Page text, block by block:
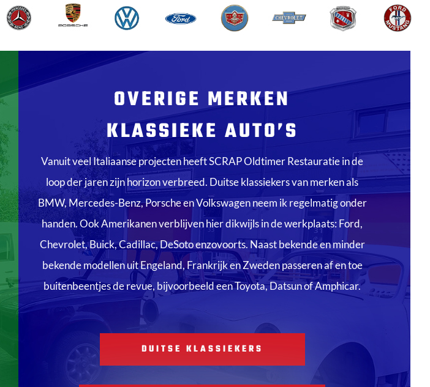
OVERIGE MERKEN
KLASSIEKE AUTO’S
Vanuit veel Italiaanse projecten heeft SCRAP Oldtimer Restauratie in de
loop der jaren zijn horizon verbreed. Duitse klassiekers van merken als
BMW, Mercedes-Benz, Porsche en Volkswagen neem ik regelmatig onder
handen. Ook Amerikanen verblijven hier dikwijls in de werkplaats: Ford,
Chevrolet, Buick, Cadillac, DeSoto enzovoorts. Naast bekende en minder
bekende modellen uit Engeland, Frankrijk en Zweden passeren af en toe
buitenbeentjes de revue, bijvoorbeeld een Toyota, Datsun of Amphicar.
DUITSE KLASSIEKERS